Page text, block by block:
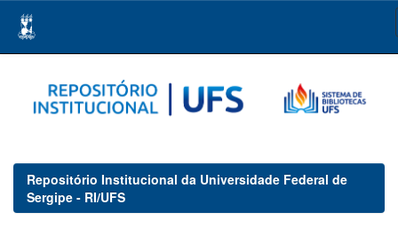
navigation
Repositório Institucional da Universidade Federal de
Sergipe - RI/UFS